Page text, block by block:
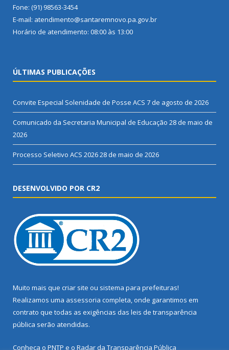
Fone: (91) 98563-3454
E-mail: atendimento@santaremnovo.pa.gov.br
Horário de atendimento: 08:00 às 13:00
ÚLTIMAS PUBLICAÇÕES
Convite Especial Solenidade de Posse ACS 7 de agosto de 2026
Comunicado da Secretaria Municipal de Educação 28 de maio de
2026
Processo Seletivo ACS 202628 de maio de 2026
DESENVOLVIDO POR CR2
Muito mais que criar site ou sistema para prefeituras!
Realizamos uma assessoria completa, onde garantimos em
contrato que todas as exigências das leis de transparência
pública serão atendidas.
Conheça o PNTP e o Radar da Transparência Pública